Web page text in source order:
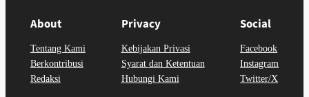
About
Tentang Kami
Berkontribusi
Redaksi
Privacy
Kebijakan Privasi
Syarat dan Ketentuan
Hubungi Kami
Social
Facebook
Instagram
Twitter/X